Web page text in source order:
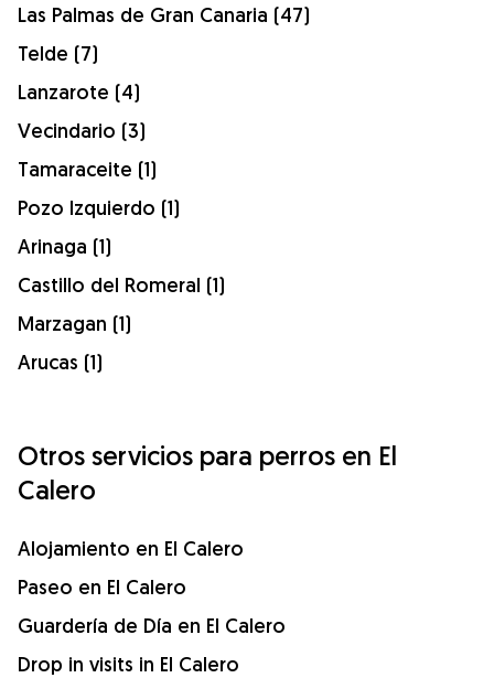
Las Palmas de Gran Canaria (47)
Telde (7)
Lanzarote (4)
Vecindario (3)
Tamaraceite (1)
Pozo Izquierdo (1)
Arinaga (1)
Castillo del Romeral (1)
Marzagan (1)
Arucas (1)
Otros servicios para perros en El
Calero
Alojamiento en El Calero
Paseo en El Calero
Guardería de Día en El Calero
Drop in visits in El Calero